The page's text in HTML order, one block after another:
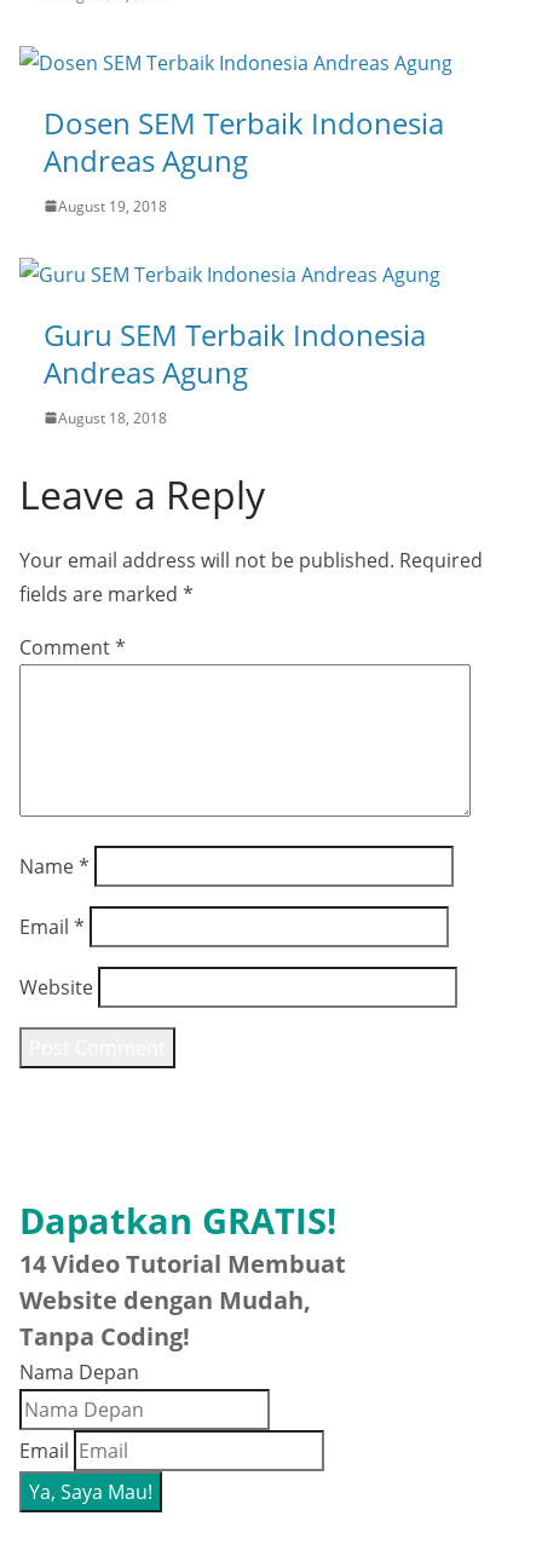
Dosen SEM Terbaik Indonesia
Andreas Agung
August 19, 2018
Guru SEM Terbaik Indonesia
Andreas Agung
August 18, 2018
Leave a Reply
Your email address will not be published. Required
fields are marked *
Comment*
Name*
Email *
Website
Dapatkan GRATIS!
14 Video Tutorial Membuat
Website dengan Mudah,
Tanpa Coding!
Nama Depan
Email